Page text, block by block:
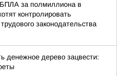
за полмиллиона в
контролировать
законодательства
денежное дерево зацвести: